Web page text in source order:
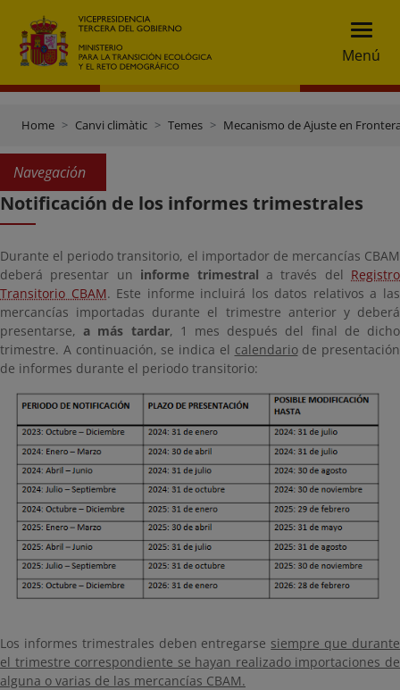
Menú
Home Canvi climàtic Temes Mecanismo de Ajuste en
Navegación
Notificación de los informes trimestrales
Durante el periodo transitorio, el importador de mercancías CBAM
deberá presentar un informe trimestral a través del Registro
Transitorio CBAM. Este informe incluirá los datos relativos a las
mercancías importadas durante el trimestre anterior y deberá
presentarse,a más tardar, 1 mes después del final de dicho
trimestre. A continuación, se indica el calendariode presentación
de informes durante el periodo transitorio:
Los informes trimestrales deben entregarse siempre que durante
el trimestre correspondiente se hayan realizado importaciones de
alguna o varias de las mercancías CBAM.